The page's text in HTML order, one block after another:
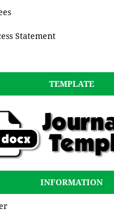
Statement
TEMPLATE
INFORMATION